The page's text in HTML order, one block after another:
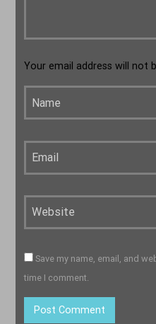
Your email address will not
Save my name, email, and
time I comment.